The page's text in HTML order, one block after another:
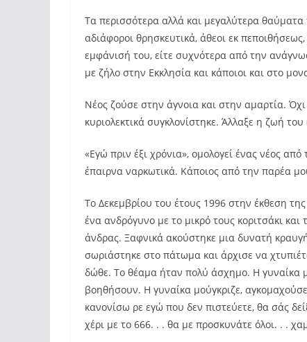
Τα περισσότερα αλλά και μεγαλύτερα
αδιάφοροι θρησκευτικά, άθεοι εκ
εμφάνισή του, είτε συχνότερα από την
με ζήλο στην Εκκλησία και κάποιοι και στο
Νέος ζούσε στην άγνοια και στην αμαρτία.
κυριολεκτικά συγκλονίστηκε. Άλλαξε η ζωή
«Εγώ πριν έξι χρόνια», ομολογεί ένας νέος
έπαιρνα ναρκωτικά. Κάποιος από την παρέα
Το Δεκεμβρίου του έτους 1996 στην έκθεση
ένα ανδρόγυνο με το μικρό τους κοριτσάκι
άνδρας. Ξαφνικά ακούστηκε μια δυνατή
σωριάστηκε στο πάτωμα και άρχισε να
δώθε. Το θέαμα ήταν πολύ άσχημο. Η γυναίκα
βοηθήσουν. Η γυναίκα μούγκριζε,
κανονίσω ρε εγώ που δεν πιστεύετε, θα σάς
χέρι με το 666. . . θα με προσκυνάτε όλοι. . .